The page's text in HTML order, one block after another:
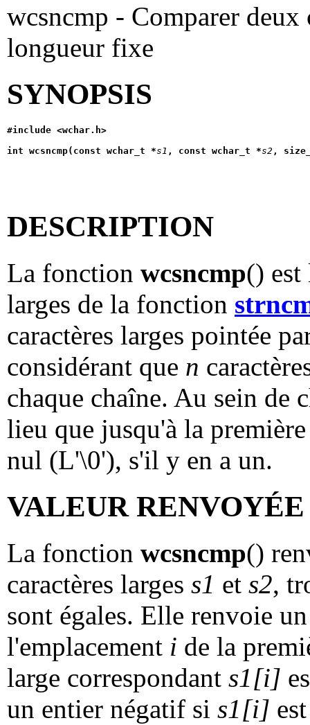
wcsncmp - Comparer deux
longueur fixe
SYNOPSIS
#include <wchar.h>
int wcsncmp(const wchar_t *s1 , const wchar_t *s2 ,
DESCRIPTION
La fonction wcsncmp() est
larges de la fonction
caractères larges pointée
considérant que n
chaque chaîne. Au sein de
lieu que jusqu'à la
nul (L'\0'), s'il y en a un.
VALEUR RENVOYÉE
La fonction wcsncmp()
caractères larges s1 et s2,
sont égales. Elle renvoie
l'emplacement i de la
large correspondant s1[i]
un entier négatif si s1[i]